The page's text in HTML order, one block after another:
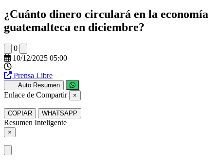
¿Cuánto dinero circulará en la economía
guatemalteca en diciembre?
0
10/12/2025 05:00
Prensa Libre
Auto Resumen
Enlace de Compartir ×
COPIAR WHATSAPP
Resumen Inteligente
×